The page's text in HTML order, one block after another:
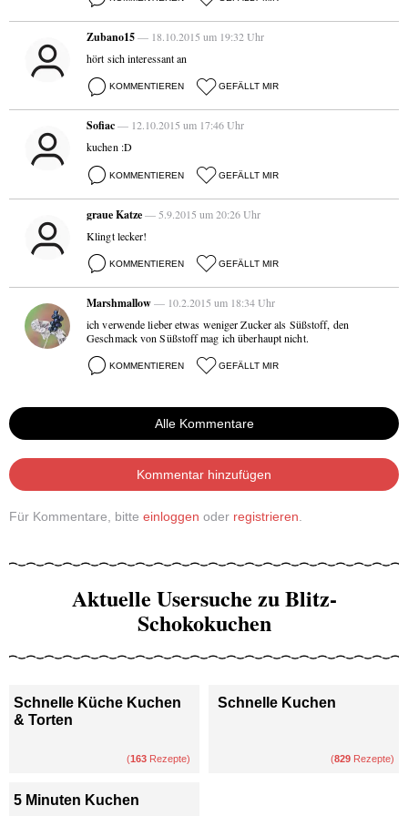
Zubano15— 18.10.2015 um 19:32 Uhr
hört sich interessant an
KOMMENTIEREN GEFÄLLT MIR
Sofiac— 12.10.2015 um 17:46 Uhr
kuchen :D
KOMMENTIEREN GEFÄLLT MIR
graue Katze— 5.9.2015 um 20:26 Uhr
Klingt lecker!
KOMMENTIEREN GEFÄLLT MIR
Marshmallow— 10.2.2015 um 18:34 Uhr
ich verwende lieber etwas weniger Zucker als Süßstoff, den
Geschmack von Süßstoff mag ich überhaupt nicht.
KOMMENTIEREN GEFÄLLT MIR
Alle Kommentare
Kommentar hinzufügen
Für Kommentare, bitte einloggen oder registrieren
Aktuelle Usersuche zu Blitz-
Schokokuchen
Schnelle Küche Kuchen
& Torten
(163 Rezepte)
Schnelle Kuchen
(829 Rezepte)
5 Minuten Kuchen